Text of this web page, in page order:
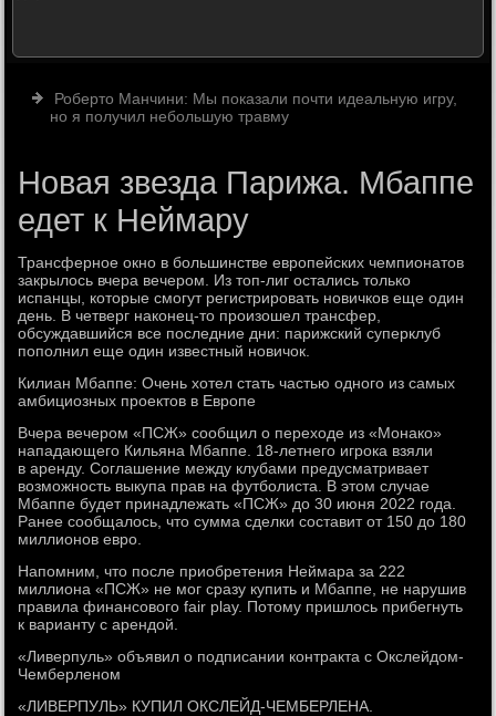
Роберто Манчини: Мы показали почти идеальную игру,
но я получил небольшую травму
Новая звезда Парижа. Мбаппе
едет к Неймару
Трансферное окно в большинстве европейских чемпионатов
закрылось вчера вечером. Из топ-лиг остались только
испанцы, которые смогут регистрировать новичков еще один
день. В четверг наконец-то произошел трансфер,
обсуждавшийся все последние дни: парижский суперклуб
пополнил еще один известный новичок.
Килиан Мбаппе: Очень хотел стать частью одного из самых
амбициозных проектов в Европе
Вчера вечером «ПСЖ» сообщил о переходе из «Монако»
нападающего Кильяна Мбаппе. 18-летнего игрока взяли
в аренду. Соглашение между клубами предусматривает
возможность выкупа прав на футболиста. В этом случае
Мбаппе будет принадлежать «ПСЖ» до 30 июня 2022 года.
Ранее сообщалось, что сумма сделки составит от 150 до 180
миллионов евро.
Напомним, что после приобретения Неймара за 222
миллиона «ПСЖ» не мог сразу купить и Мбаппе, не нарушив
правила финансового fair play. Потому пришлось прибегнуть
к варианту с арендой.
«Ливерпуль» объявил о подписании контракта с Окслейдом-
Чемберленом
«ЛИВЕРПУЛЬ» КУПИЛ ОКСЛЕЙД-ЧЕМБЕРЛЕНА.